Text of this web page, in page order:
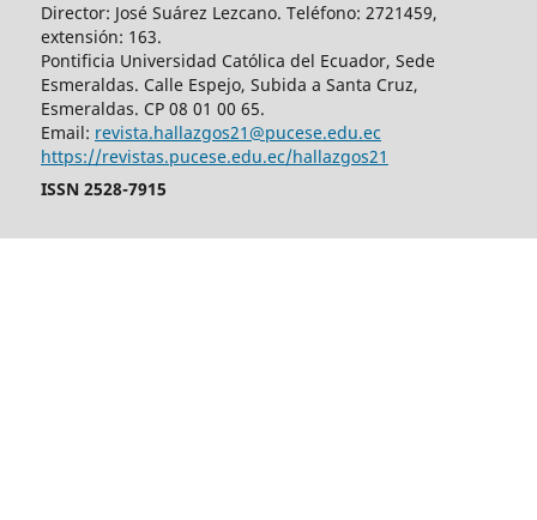
Director: José Suárez Lezcano. Teléfono: 2721459,
extensión: 163.
Pontificia Universidad Católica del Ecuador, Sede
Esmeraldas. Calle Espejo, Subida a Santa Cruz,
Esmeraldas. CP 08 01 00 65.
Email: revista.hallazgos21@pucese.edu.ec
https://revistas.pucese.edu.ec/hallazgos21
ISSN 2528-7915